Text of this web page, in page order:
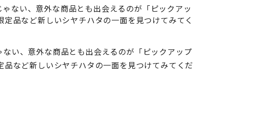
い、意外な商品とも出会えるのが「ピックアップ
など新しいシヤチハタの一面を見つけてみてくだ